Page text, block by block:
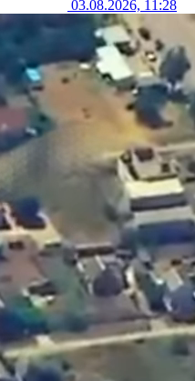
03.08.2026, 11:28